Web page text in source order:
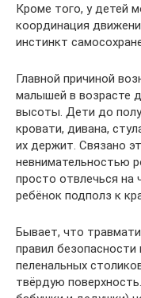
Кроме того, у детей
координация
инстинкт
Главной причиной
малышей в возрасте
высоты. Дети до
кровати, дивана,
их держит. Связано
невнимательностью
просто отвлечься на
ребёнок подполз к
Бывает, что
правил
пеленальных
твёрдую